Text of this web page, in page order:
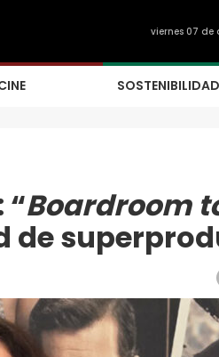
viernes 07 de
SOSTENIBILIDAD
Boardroom
de